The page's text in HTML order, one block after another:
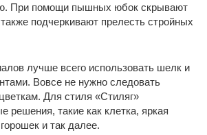
При помощи пышных юбок скрывают
подчеркивают прелесть стройных
лучше всего использовать шелк и
Вовсе не нужно следовать
Для стиля «Стиляг»
решения, такие как клетка, яркая
и так далее.